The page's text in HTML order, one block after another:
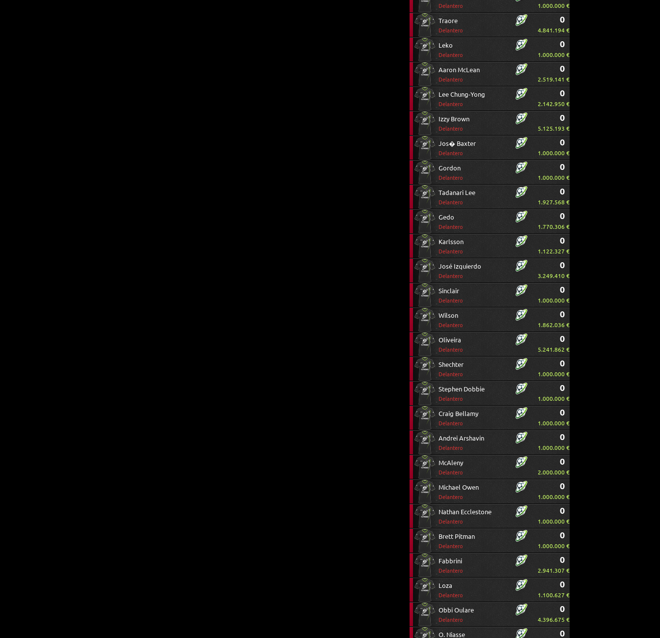
Delantero 1.000.000 €
Traore
Delantero
0
4.841.194 €
Leko
Delantero
0
1.000.000 €
Aaron McLean
Delantero
0
2.519.141 €
Lee Chung-Yong
Delantero
0
2.142.950 €
Izzy Brown
Delantero
0
5.125.193 €
Jos� Baxter
Delantero
0
1.000.000 €
Gordon
Delantero
0
1.000.000 €
Tadanari Lee
Delantero
0
1.927.568 €
Gedo
Delantero
0
1.770.306 €
Karlsson
Delantero
0
1.122.327 €
José Izquierdo
Delantero
0
3.249.410 €
Sinclair
Delantero
0
1.000.000 €
Wilson
Delantero
0
1.862.036 €
Oliveira
Delantero
0
5.241.862 €
Shechter
Delantero
0
1.000.000 €
Stephen Dobbie
Delantero
0
1.000.000 €
Craig Bellamy
Delantero
0
1.000.000 €
Andrei Arshavin
Delantero
0
1.000.000 €
McAleny
Delantero
0
2.000.000 €
Michael Owen
Delantero
0
1.000.000 €
Nathan Ecclestone
Delantero
0
1.000.000 €
Brett Pitman
Delantero
0
1.000.000 €
Fabbrini
Delantero
0
2.941.307 €
Loza
Delantero
0
1.100.627 €
Obbi Oulare
Delantero
0
4.396.675 €
O. Niasse 0